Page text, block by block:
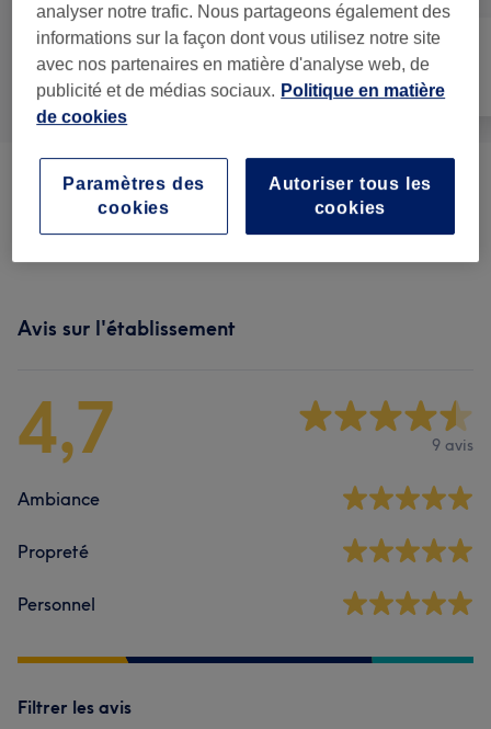
Tout Massage Corps
Massage Classique (1) 107 €
Massages Bien-être (4) à partir de 98 €
Avis sur l'établissement
4,7 9 avis
Ambiance
Propreté
Personnel
Filtrer les avis
analyser notre trafic. Nous partageons également des
informations sur la façon dont vous utilisez notre site
avec nos partenaires en matière d'analyse web, de
publicité et de médias sociaux. Politique en matière
de cookies
Autoriser tous les
cookies
Paramètres des
cookies